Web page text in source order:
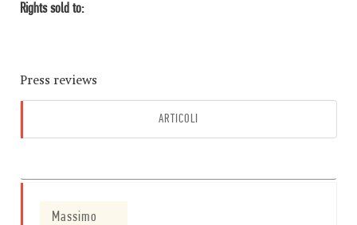
Rights sold to:
Press reviews
ARTICOLI
Massimo